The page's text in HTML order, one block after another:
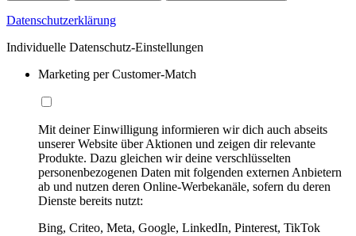
Datenschutzerklärung
Individuelle Datenschutz-Einstellungen
Marketing per Customer-Match
Mit deiner Einwilligung informieren wir dich auch abseits
unserer Website über Aktionen und zeigen dir relevante
Produkte. Dazu gleichen wir deine verschlüsselten
personenbezogenen Daten mit folgenden externen Anbietern
ab und nutzen deren Online-Werbekanäle, sofern du deren
Dienste bereits nutzt:
Bing, Criteo, Meta, Google, LinkedIn, Pinterest, TikTok